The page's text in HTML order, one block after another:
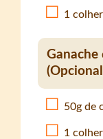
1
Ganache
50g de
1